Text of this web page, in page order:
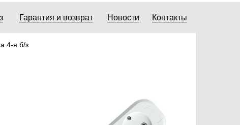
Гарантия и возврат Новости Контакты
4-я б/з